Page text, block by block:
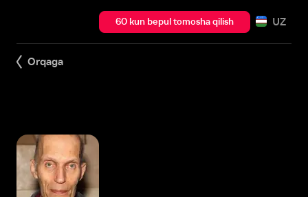
60 kun bepul tomosha qilish UZ
Orqaga